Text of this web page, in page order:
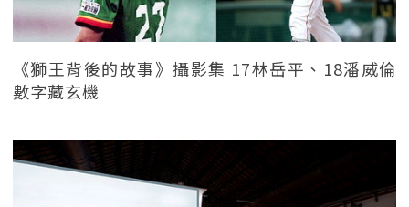
《獅王背後的故事》攝影集 17林岳平、18潘威倫
數字藏玄機